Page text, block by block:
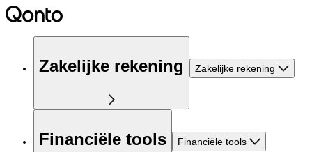
Zakelijke rekening Zakelijke rekening
Financiële tools Financiële tools